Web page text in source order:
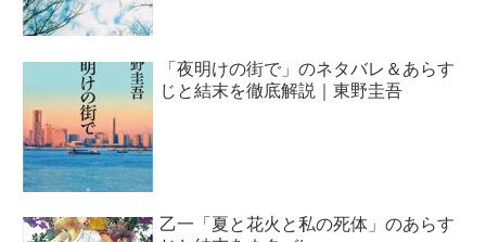
「夜明けの街で」のネタバレ＆あらす
じと結末を徹底解説｜東野圭吾
乙一「夏と花火と私の死体」のあらす